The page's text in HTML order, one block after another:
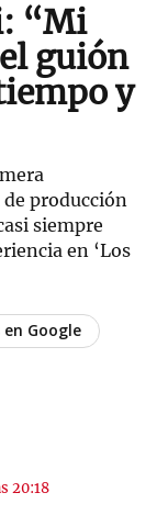
“Mi
guión
y
producción
siempre
en ‘Los
20:18
Google